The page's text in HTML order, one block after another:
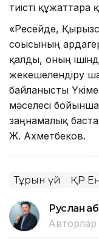
тиісті
«Ресейде,
соғысының
қалды, оның
жекешелендіру
байланысты
мәселесі
заңнамалық
Ж. Ахметбеков.
Тұрғын үй ҚР
Руслан
Авторлар